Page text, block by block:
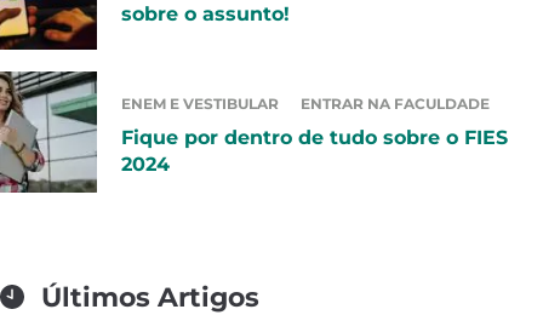
sobre o assunto!
ENEM E VESTIBULAR ENTRAR NA FACULDADE
Fique por dentro de tudo sobre o FIES
2024
Últimos Artigos